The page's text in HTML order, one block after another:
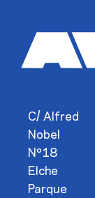
C/ Alfred
Nobel
Nº18
Elche
Parque